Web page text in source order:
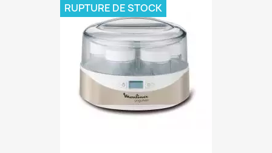
RUPTURE DE STOCK